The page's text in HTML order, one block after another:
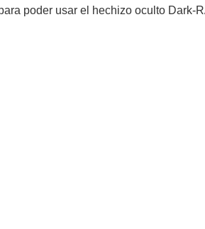
poder usar el hechizo oculto Dark-